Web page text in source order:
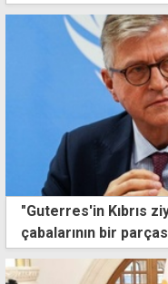
"Guterres'in Kıbrıs
çabalarının bir